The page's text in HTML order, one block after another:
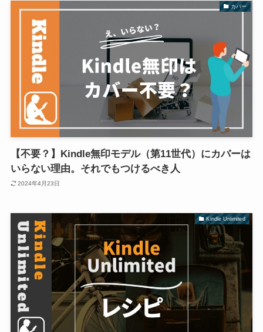
カバー
【不要？】Kindle無印モデル（第11世代）にカバーは
いらない理由。それでもつけるべき人
2024年4月23日
Kindle Unlimited